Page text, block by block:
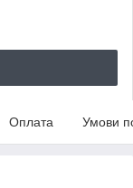
Оплата Умови